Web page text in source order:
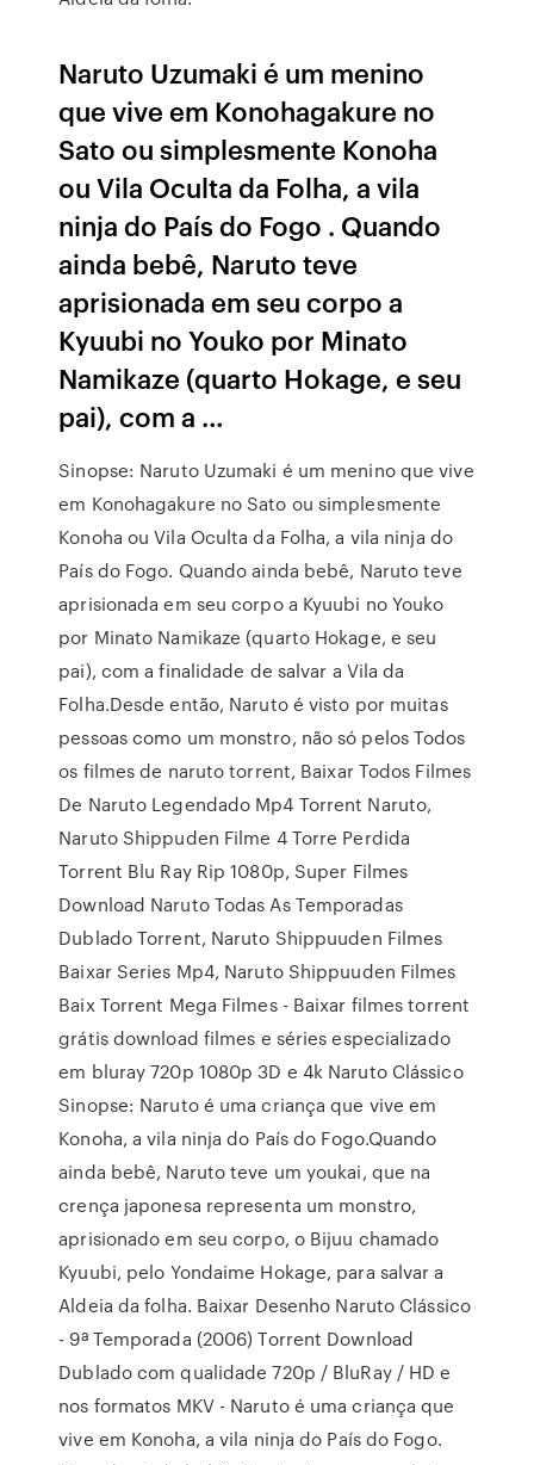
Naruto Uzumaki é um menino
que vive em Konohagakure no
Sato ou simplesmente Konoha
ou Vila Oculta da Folha, a vila
ninja do País do Fogo . Quando
ainda bebê, Naruto teve
aprisionada em seu corpo a
Kyuubi no Youko por Minato
Namikaze (quarto Hokage, e seu
pai), com a …
Sinopse: Naruto Uzumaki é um menino que vive
em Konohagakure no Sato ou simplesmente
Konoha ou Vila Oculta da Folha, a vila ninja do
País do Fogo. Quando ainda bebê, Naruto teve
aprisionada em seu corpo a Kyuubi no Youko
por Minato Namikaze (quarto Hokage, e seu
pai), com a finalidade de salvar a Vila da
Folha.Desde então, Naruto é visto por muitas
pessoas como um monstro, não só pelos Todos
os filmes de naruto torrent, Baixar Todos Filmes
De Naruto Legendado Mp4 Torrent Naruto,
Naruto Shippuden Filme 4 Torre Perdida
Torrent Blu Ray Rip 1080p, Super Filmes
Download Naruto Todas As Temporadas
Dublado Torrent, Naruto Shippuuden Filmes
Baixar Series Mp4, Naruto Shippuuden Filmes
Baix Torrent Mega Filmes - Baixar filmes torrent
grátis download filmes e séries especializado
em bluray 720p 1080p 3D e 4k Naruto Clássico
Sinopse: Naruto é uma criança que vive em
Konoha, a vila ninja do País do Fogo.Quando
ainda bebê, Naruto teve um youkai, que na
crença japonesa representa um monstro,
aprisionado em seu corpo, o Bijuu chamado
Kyuubi, pelo Yondaime Hokage, para salvar a
Aldeia da folha. Baixar Desenho Naruto Clássico
- 9ª Temporada (2006) Torrent Download
Dublado com qualidade 720p / BluRay / HD e
nos formatos MKV - Naruto é uma criança que
vive em Konoha, a vila ninja do País do Fogo.